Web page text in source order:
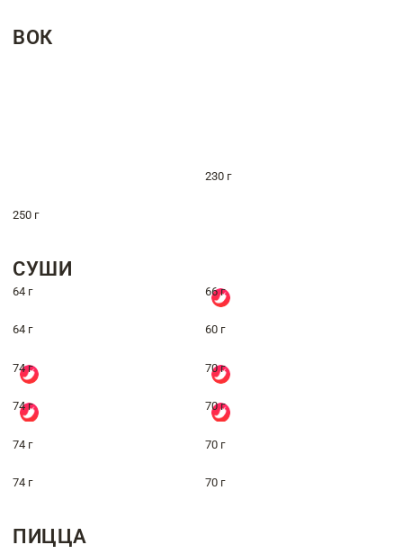
ВОК
230 г
250 г
СУШИ
64 г 66 г
64 г 60 г
74 г 70 г
74 г 70 г
74 г 70 г
74 г 70 г
ПИЦЦА